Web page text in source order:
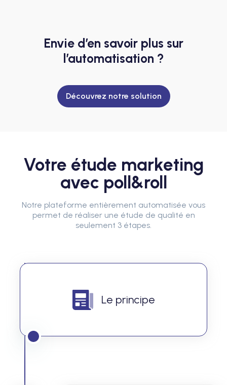
Envie d’en savoir plus sur
l’automatisation ?
Découvrez notre solution
Votre étude marketing
avec poll&roll
Notre plateforme entièrement automatisée vous
permet de réaliser une étude de qualité en
seulement 3 étapes.
Le principe